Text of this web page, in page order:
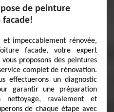
de peinture
impeccablement rénovée,
facade, votre expert
proposons des peintures
complet de rénovation.
effectuerons un diagnostic
garantir une préparation
nettoyage, ravalement et
de chaque étape avec